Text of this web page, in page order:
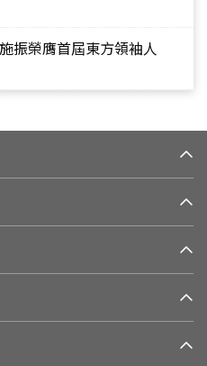
振榮膺首屆東方領袖人